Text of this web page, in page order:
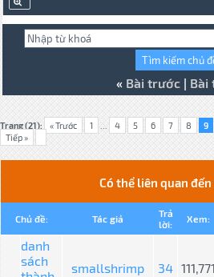
« Bài trước| Bài
Trang (21): « Trước 1 ... 4 5 6 7 8 9
Tiếp »
Có thể liên quan đến
Chủ đề: Tác giả
Trả
lời:
Xem:
danh
sách
smallshrimp 34 111,771